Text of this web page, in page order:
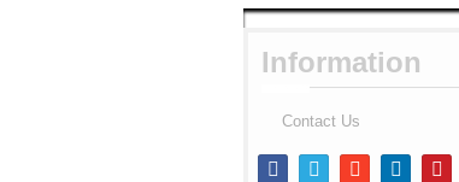
Information
Contact Us